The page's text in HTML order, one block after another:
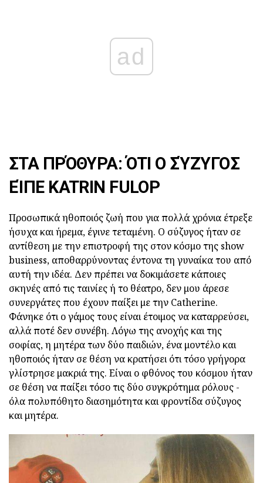
ad
ΣΤΑ ΠΡΌΘΥΡΑ: ΌΤΙ Ο ΣΎΖΥΓΟΣ
ΕΊΠΕ KATRIN FULOP
Προσωπικά ηθοποιός ζωή που για πολλά χρόνια έτρεξε
ήσυχα και ήρεμα, έγινε τεταμένη. Ο σύζυγος ήταν σε
αντίθεση με την επιστροφή της στον κόσμο της show
business, αποθαρρύνοντας έντονα τη γυναίκα του από
αυτή την ιδέα. Δεν πρέπει να δοκιμάσετε κάποιες
σκηνές από τις ταινίες ή το θέατρο, δεν μου άρεσε
συνεργάτες που έχουν παίξει με την Catherine.
Φάνηκε ότι ο γάμος τους είναι έτοιμος να καταρρεύσει,
αλλά ποτέ δεν συνέβη. Λόγω της ανοχής και της
σοφίας, η μητέρα των δύο παιδιών, ένα μοντέλο και
ηθοποιός ήταν σε θέση να κρατήσει ότι τόσο γρήγορα
γλίστρησε μακριά της. Είναι ο φθόνος του κόσμου ήταν
σε θέση να παίξει τόσο τις δύο συγκρότημα ρόλους -
όλα πολυπόθητο διασημότητα και φροντίδα σύζυγος
και μητέρα.